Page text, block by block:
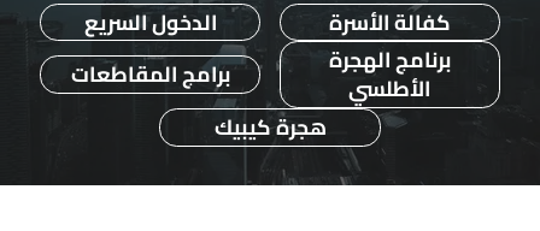
الدخول السريع
كفالة الأسرة
برامج المقاطعات
برنامج الهجرة
الأطلسي
هجرة كيبيك